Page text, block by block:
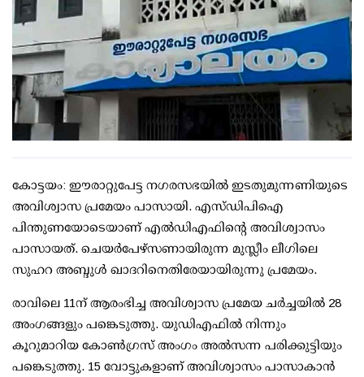
കോട്ടയം: ഈരാറ്റുപേട്ട നഗരസഭയില്‍ ഇടതുമുന്നണിയുടെ
അവിശ്വാസ പ്രമേയം പാസായി. എസ്ഡിപിഐ
പിന്തുണയോടെയാണ് എല്‍ഡിഎഫിന്റെ അവിശ്വാസം
പാസായത്. ചെയര്‍പേഴ്സണായിരുന്ന മുസ്ലീം ലീഗിലെ
സുഹറ അബ്ദുള്‍ ഖാദറിനെതിരേയായിരുന്നു പ്രമേയം.
രാവിലെ 11ന് ആരംഭിച്ച അവിശ്വാസ പ്രമേയ ചര്‍ച്ചയില്‍ 28
അംഗങ്ങളും പങ്കെടുത്തു. യുഡിഎഫില്‍ നിന്നും
കൂറുമാറിയ കോണ്‍ഗ്രസ് അംഗം അല്‍സന്ന പരിക്കുട്ടിയും
പങ്കെടുത്തു. 15 വോട്ടുകളാണ് അവിശ്വാസം പാസാകാന്‍